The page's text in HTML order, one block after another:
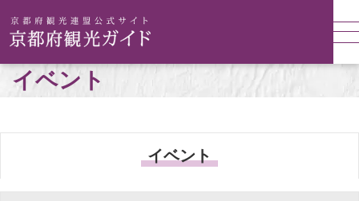
イベント
イベント